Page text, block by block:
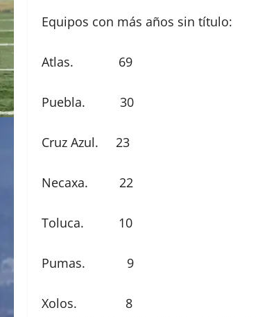
Equipos con más años sin título:
Atlas. 69
Puebla. 30
Cruz Azul. 23
Necaxa. 22
Toluca. 10
Pumas. 9
Xolos. 8